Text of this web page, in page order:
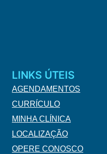
LINKS ÚTEIS
AGENDAMENTOS
CURRÍCULO
MINHA CLÍNICA
LOCALIZAÇÃO
OPERE CONOSCO